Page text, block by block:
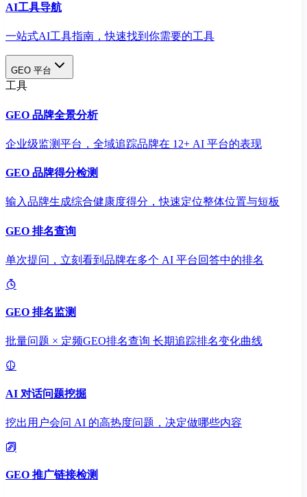
AI工具导航
一站式AI工具指南，快速找到你需要的工具
GEO 平台
工具
GEO 品牌全景分析
企业级监测平台，全域追踪品牌在 12+ AI 平台的表现
GEO 品牌得分检测
输入品牌生成综合健康度得分，快速定位整体位置与短板
GEO 排名查询
单次提问，立刻看到品牌在多个 AI 平台回答中的排名
GEO 排名监测
批量问题 × 定频GEO排名查询 长期追踪排名变化曲线
AI 对话问题挖掘
挖出用户会问 AI 的高热度问题，决定做哪些内容
GEO 推广链接检测